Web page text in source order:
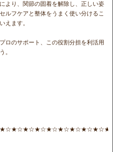
より、関節の固着を解除し、正しい姿
ルフケアと整体をうまく使い分けるこ
えます。
ロのサポート、この役割分担を利活用
。